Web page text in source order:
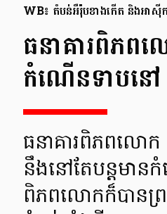
WB៖ តំបន់អឺរ៉ុបខាងកើត និងអាស៊ី
ធនាគារពិភព
កំណើនទាបន
ធនាគារពិភពលោក
នឹងនៅតែបន្តមាន
ពិភពលោកក៏បានព្រ